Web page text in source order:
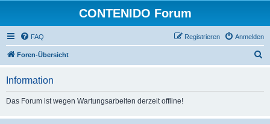
CONTENIDO Forum
FAQ Anmelden
Registrieren
Foren-Übersicht
Information
Das Forum ist wegen Wartungsarbeiten derzeit offline!